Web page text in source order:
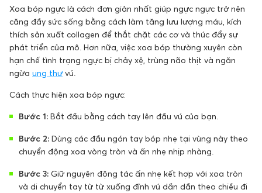
Xoa bóp ngực là cách đơn giản nhất giúp ngực ngực trở nên
căng đầy sức sống bằng cách làm tăng lưu lượng máu, kích
thích sản xuất collagen để thắt chặt các cơ và thúc đẩy sự
phát triển của mô. Hơn nữa, việc xoa bóp thường xuyên còn
hạn chế tình trạng ngực bị chảy xệ, trùng não thịt và ngăn
ngừa ung thư vú.
Cách thực hiện xoa bóp ngực:
Bước 1: Bắt đầu bằng cách tay lên đầu vú của bạn.
Bước 2: Dùng các đầu ngón tay bóp nhẹ tại vùng này theo
chuyển động xoa vòng tròn và ấn nhẹ nhịp nhàng.
Bước 3: Giữ nguyên động tác ấn nhẹ kết hợp với xoa tròn
và di chuyển tay từ từ xuống đỉnh vú dần dần theo chiều đi